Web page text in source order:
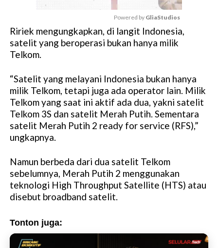
M
u
Powered by GliaStudios
Ririek mengungkapkan, di langit Indonesia,
satelit yang beroperasi bukan hanya milik
Telkom.
“Satelit yang melayani Indonesia bukan hanya
milik Telkom, tetapi juga ada operator lain. Milik
Telkom yang saat ini aktif ada dua, yakni satelit
Telkom 3S dan satelit Merah Putih. Sementara
satelit Merah Putih 2 ready for service (RFS),”
ungkapnya.
Namun berbeda dari dua satelit Telkom
sebelumnya, Merah Putih 2 menggunakan
teknologi High Throughput Satellite (HTS) atau
disebut broadband satelit.
Tonton juga: